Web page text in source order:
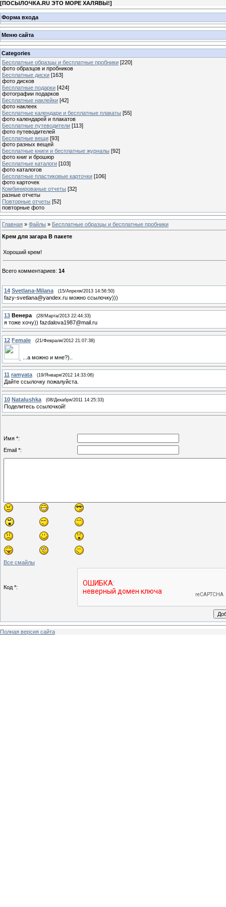
[ПОСЫЛОЧКА.RU ЭТО МОРЕ ХАЛЯВЫ!]
Форма входа
Меню сайта
Categories
Бесплатные образцы и бесплатные пробники [220]
фото образцов и пробников
Бесплатные диски [163]
фото дисков
Бесплатные подарки [424]
фотографии подарков
Бесплатные наклейки [42]
фото наклеек
Бесплатные календари и бесплатные плакаты [55]
фото календарей и плакатов
Бесплатные путеводители [113]
фото путеводителей
Бесплатные вещи [93]
фото разных вещей
Бесплатные книги и бесплатные журналы [92]
фото книг и брошюр
Бесплатные каталоги [103]
фото каталогов
Бесплатные пластиковые карточки [106]
фото карточек
Комбинированые отчеты [32]
разные отчеты
Повторные отчеты [52]
повторные фото
Главная » Файлы » Бесплатные образцы и бесплатные пробники
Крем для загара В пакете
Хороший крем!
Всего комментариев: 14
14 Svetlana-Milana (15/Апреля/2013 14:56:50)
fazy-svetlana@yandex.ru можно ссылочку)))
13 Венера (28/Марта/2013 22:44:33)
я тоже хочу)) fazdalova1987@mail.ru
12 Female (21/Февраля/2012 21:07:38)
...а можно и мне?)..
11 ramyata (19/Января/2012 14:33:06)
Дайте ссылочку пожалуйста.
10 Natalushka (08/Декабря/2011 14:25:33)
Поделитесь ссылочкой!
Имя *:
Email *:
Все смайлы
Код *:
Полная версия сайта